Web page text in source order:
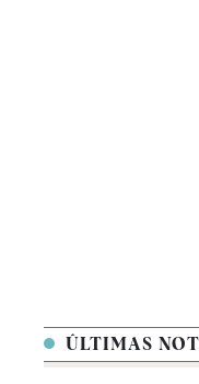
ÚLTIMAS